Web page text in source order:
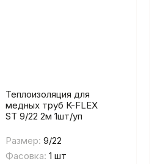
Теплоизоляция для
медных труб K-FLEX
ST 9/22 2м 1шт/уп
Размер: 9/22
Фасовка: 1 шт